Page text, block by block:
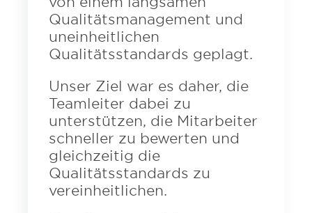
Qualitätsmanagement und
uneinheitlichen
Qualitätsstandards geplagt.
Unser Ziel war es daher, die
Teamleiter dabei zu
unterstützen, die Mitarbeiter
schneller zu bewerten und
gleichzeitig die
Qualitätsstandards zu
vereinheitlichen.